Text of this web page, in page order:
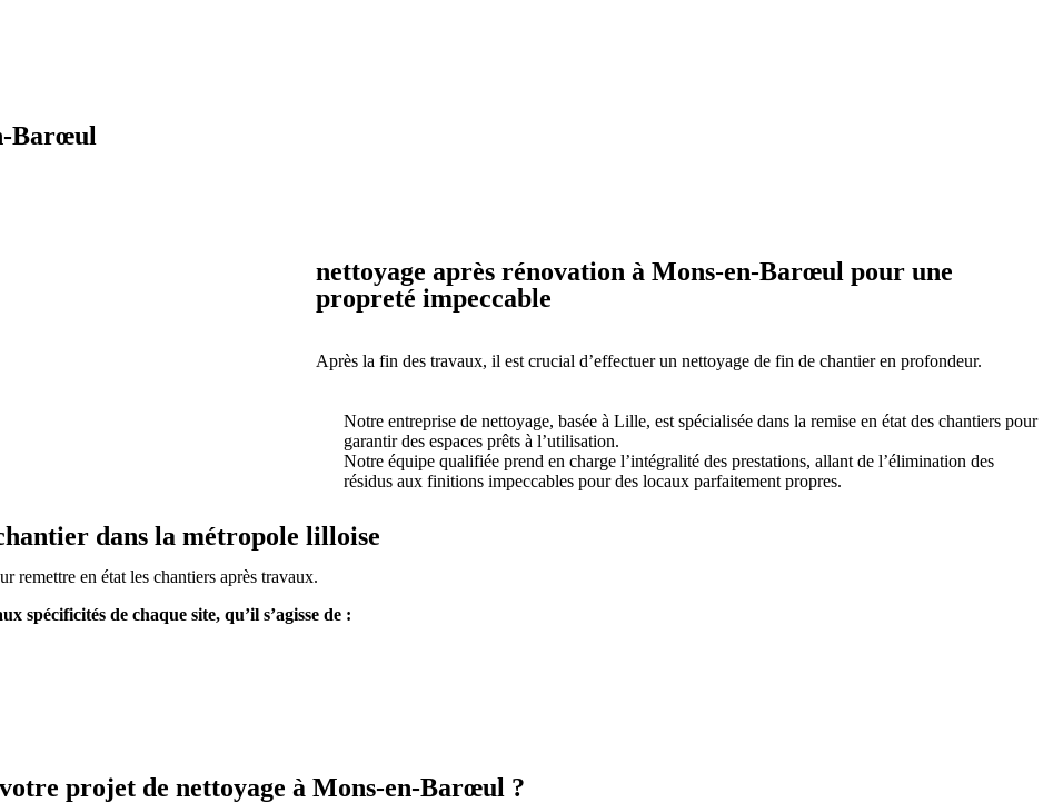
Barœul
nettoyage après rénovation à Mons-en-Barœul pour une
propreté impeccable
Après la fin des travaux, il est crucial d’effectuer un nettoyage de fin de chantier en profondeur.
Notre entreprise de nettoyage, basée à Lille, est spécialisée dans la remise en état des chantiers pour
garantir des espaces prêts à l’utilisation.
Notre équipe qualifiée prend en charge l’intégralité des prestations, allant de l’élimination des
résidus aux finitions impeccables pour des locaux parfaitement propres.
dans la métropole lilloise
remettre en état les chantiers après travaux.
spécificités de chaque site, qu’il s’agisse de :
projet de nettoyage à Mons-en-Barœul ?